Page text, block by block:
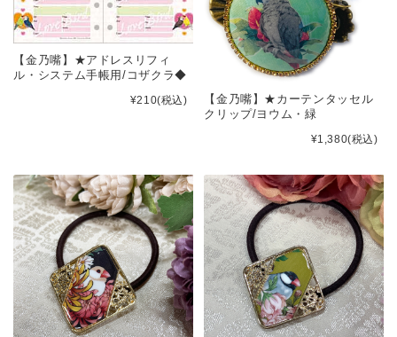
【金乃嘴】★アドレスリフィ
ル・システム手帳用/コザクラ◆
¥210(税込)
【金乃嘴】★カーテンタッセル
クリップ/ヨウム・緑
¥1,380(税込)